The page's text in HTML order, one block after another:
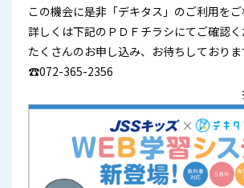
この機会に是非「デキタス」のご利用をご
詳しくは下記のＰＤＦチラシにてご確認く
たくさんのお申し込み、お待ちしておりま
☎072-365-2356